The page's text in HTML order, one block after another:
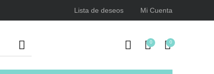
Lista de deseos Mi Cuenta
0 0